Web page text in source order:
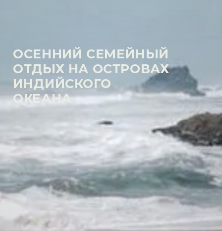
ОСЕННИЙ СЕМЕЙНЫЙ
ОТДЫХ НА ОСТРОВАХ
ИНДИЙСКОГО
ОКЕАНА